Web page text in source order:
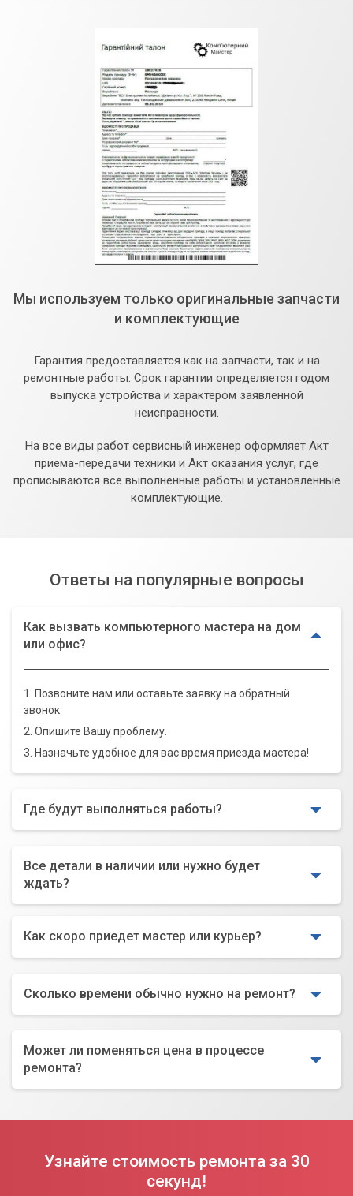
Мы используем только оригинальные запчасти
и комплектующие
Гарантия предоставляется как на запчасти, так и на
ремонтные работы. Срок гарантии определяется годом
выпуска устройства и характером заявленной
неисправности.
На все виды работ сервисный инженер оформляет Акт
приема-передачи техники и Акт оказания услуг, где
прописываются все выполненные работы и установленные
комплектующие.
Ответы на популярные вопросы
Как вызвать компьютерного мастера на дом
или офис?
1. Позвоните нам или оставьте заявку на обратный
звонок.
2. Опишите Вашу проблему.
3. Назначьте удобное для вас время приезда мастера!
Где будут выполняться работы?
Все детали в наличии или нужно будет
ждать?
Как скоро приедет мастер или курьер?
Сколько времени обычно нужно на ремонт?
Может ли поменяться цена в процессе
ремонта?
Узнайте стоимость ремонта за 30
секунд!